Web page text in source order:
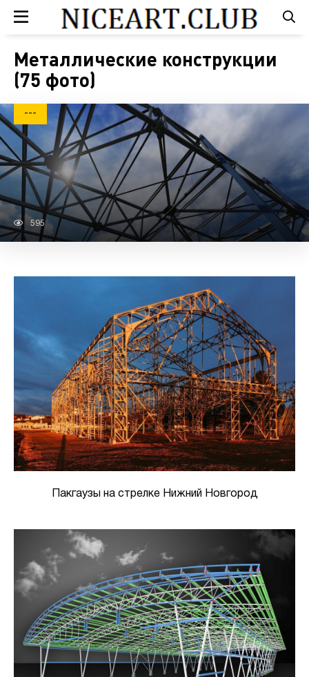
Металлические конструкции
(75 фото)
---
595
Пакгаузы на стрелке Нижний Новгород